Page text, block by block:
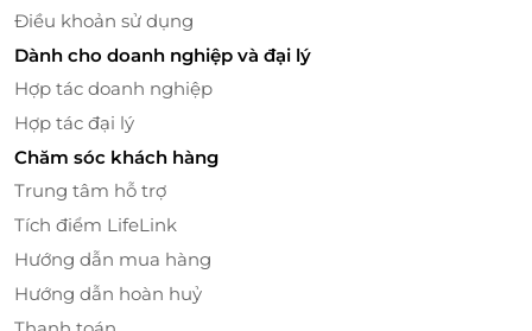
Với trọn bộ thủ thuật kinh doanh trên Shopee cùng
việc tối ưu công cụ marketing và 14 nguồn traffic nội
sàn giúp tăng đơn hàng đỉnh cao, học viên có thể dễ
dàng xây dựng gian hàng chuẩn SEO, cả shop lẫn
sản phẩm đều hiển thị trong Top tìm kiếm, đẩy chỉ
Điều khoản sử dụng
Dành cho doanh nghiệp và đại lý
Hợp tác doanh nghiệp
Hợp tác đại lý
Chăm sóc khách hàng
Trung tâm hỗ trợ
Tích điểm LifeLink
Hướng dẫn mua hàng
Hướng dẫn hoàn huỷ